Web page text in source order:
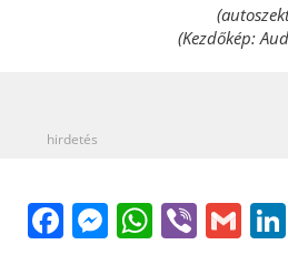
(Kezdőkép:
hirdetés
FacebookViber